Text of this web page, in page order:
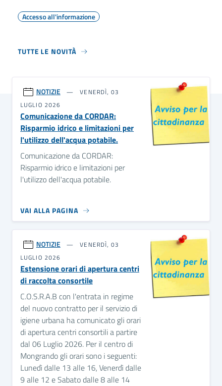
Accesso all'informazione
TUTTE LE NOVITÀ
NOTIZIE
VENERDÌ, 03
LUGLIO 2026
Comunicazione da CORDAR:
Risparmio idrico e limitazioni per
l'utilizzo dell'acqua potabile.
Comunicazione da CORDAR:
Risparmio idrico e limitazioni per
l'utilizzo dell'acqua potabile.
VAI ALLA PAGINA
NOTIZIE
VENERDÌ, 03
LUGLIO 2026
Estensione orari di apertura centri
di raccolta consortile
C.O.S.R.A.B con l'entrata in regime
del nuovo contratto per il servizio di
igiene urbana ha comunicato gli orari
di apertura centri consortili a partire
dal 06 Luglio 2026. Per il centro di
Mongrando gli orari sono i seguenti:
Lunedì dalle 13 alle 16, Venerdì dalle
9 alle 12 e Sabato dalle 8 alle 14